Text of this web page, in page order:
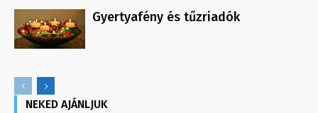
Gyertyafény és tűzriadók
NEKED AJÁNLJUK